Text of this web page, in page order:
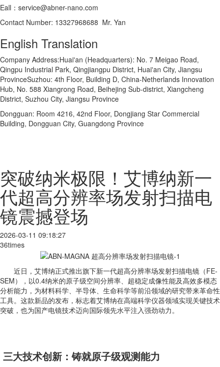
Eall：service@abner-nano.com
Contact Number: 13327968688 Mr. Yan
English Translation
Company Address:Huai'an (Headquarters): No. 7 Meigao Road,
Qingpu Industrial Park, Qingjiangpu District, Huai'an City, Jiangsu
ProvinceSuzhou: 4th Floor, Building D, China-Netherlands Innovation
Hub, No. 588 Xiangrong Road, Beihejing Sub-district, Xiangcheng
District, Suzhou City, Jiangsu Province
Dongguan: Room 4216, 42nd Floor, Dongjiang Star Commercial
Building, Dongguan City, Guangdong Province
突破纳米极限！艾博纳新一
代超高分辨率场发射扫描电
镜震撼登场
2026-03-11 09:18:27
36times
近日，艾博纳正式推出旗下新一代超高分辨率场发射扫描电镜（FE-
SEM），以0.4纳米的原子级空间分辨率、超稳定成像性能及高效多模态
分析能力，为材料科学、半导体、生命科学等前沿领域的研究带来革命性
工具。这款新品的发布，标志着艾博纳在高端科学仪器领域实现关键技术
突破，也为国产电镜技术迈向国际领先水平注入强劲动力。
三大技术创新：铸就原子级观测能力